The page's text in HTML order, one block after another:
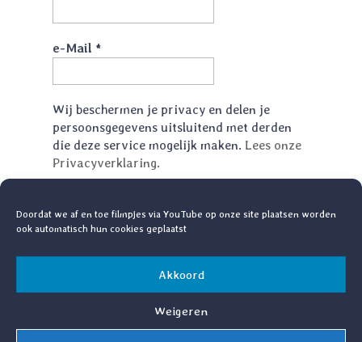
Doordat we af en toe filmpjes via YouTube op onze site plaatsen worden
ook automatisch hun cookies geplaatst
Akkoord
Weigeren
e-Mail *
Wij beschermen je privacy en delen je
persoonsgegevens uitsluitend met derden
die deze service mogelijk maken. Lees onze
Privacyverklaring.
© 2008 - 2026. www.allweneedis.nl.
All Rights Reserved | Ontworpen en